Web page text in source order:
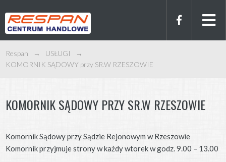
Respan → USŁUGI
→
KOMORNIK SĄDOWY przy SR.W RZESZOWIE
KOMORNIK SĄDOWY PRZY SR.W RZESZOWIE
Komornik Sądowy przy Sądzie Rejonowym w Rzeszowie
Komornik przyjmuje strony w każdy wtorek w godz. 9.00 – 13.00